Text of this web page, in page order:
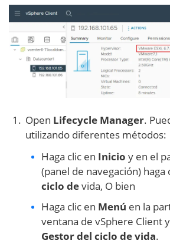
Open Lifecycle Manager.
utilizando diferentes métodos:
Haga clic en Inicio y en el
(panel de navegación) haga
ciclo devida, O bien
Haga clic en Menú en la
ventana de vSphere Client
Gestor del ciclo de vida.